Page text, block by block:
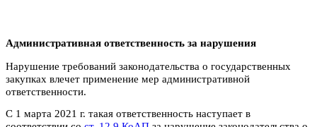
Административная ответственность за нарушения
Нарушение требований законодательства о государственных
закупках влечет применение мер административной
ответственности.
С 1 марта 2021 г. такая ответственность наступает в